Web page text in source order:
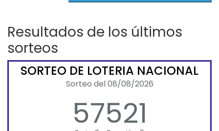
Resultados de los últimos
sorteos
SORTEO DE LOTERIA NACIONAL
Sorteo del 08/08/2026
57521